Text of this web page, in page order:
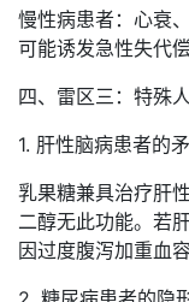
慢性病患者：心衰
可能诱发急性失代
四、雷区三：特殊
1. 肝性脑病患者的
乳果糖兼具治疗肝
二醇无此功能。若
因过度腹泻加重血